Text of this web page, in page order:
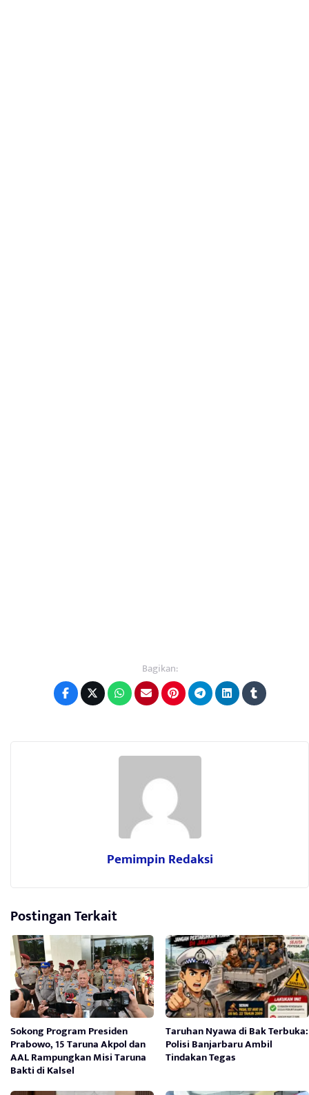
Bagikan:
Pemimpin Redaksi
Postingan Terkait
Sokong Program Presiden
Prabowo, 15 Taruna Akpol dan
AAL Rampungkan Misi Taruna
Bakti di Kalsel
Taruhan Nyawa di Bak Terbuka:
Polisi Banjarbaru Ambil
Tindakan Tegas